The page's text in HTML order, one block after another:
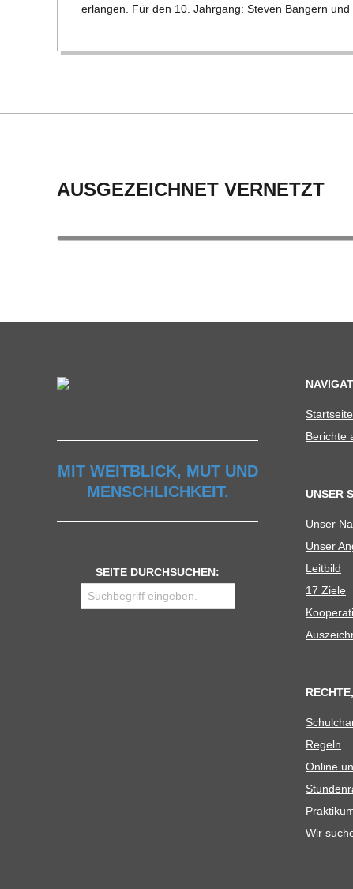
erlan­gen. Für den 10. Jahr­gang: Ste­ven Ban­gern
AUSGEZEICHNET VERNETZT
MIT WEITBLICK, MUT UND
MENSCHLICHKEIT.
SEITE DURCHSUCHEN:
Start­seite
Berichte
UNSER
Unser
Unser
Leit­bild
17 Ziele
Regeln
Online
Wir